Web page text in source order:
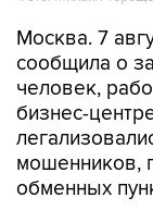
Москва. 7
сообщила о
человек,
бизнес-
мошенников,
обменных